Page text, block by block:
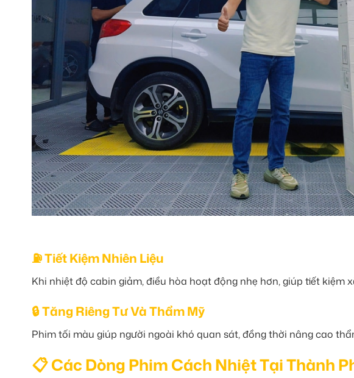
⛽ Tiết Kiệm Nhiên Liệu
Khi nhiệt độ cabin giảm, điều hòa hoạt động nhẹ hơn, giúp tiết kiệm
🔒 Tăng Riêng Tư Và Thẩm Mỹ
Phim tối màu giúp người ngoài khó quan sát, đồng thời nâng cao
📋 Các Dòng Phim Cách Nhiệt Tại Thành